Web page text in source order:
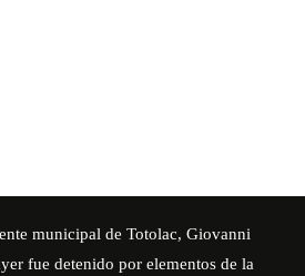
municipal de Totolac, Giovanni
fue detenido por elementos de la